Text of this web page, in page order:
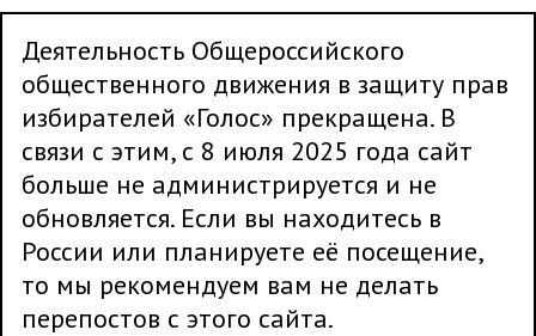
Деятельность Общероссийского
общественного движения в защиту прав
избирателей «Голос» прекращена. В
связи с этим, с 8 июля 2025 года сайт
больше не администрируется и не
обновляется. Если вы находитесь в
России или планируете её посещение,
то мы рекомендуем вам не делать
перепостов с этого сайта.